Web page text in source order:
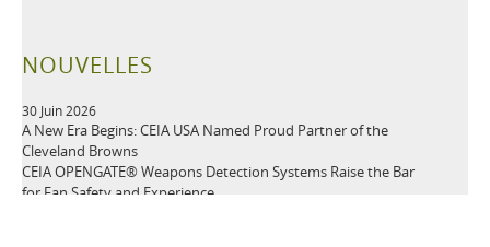
NOUVELLES
30 Juin 2026
A New Era Begins: CEIA USA Named Proud Partner of the
Cleveland Browns
CEIA OPENGATE® Weapons Detection Systems Raise the Bar
for Fan Safety and Experience